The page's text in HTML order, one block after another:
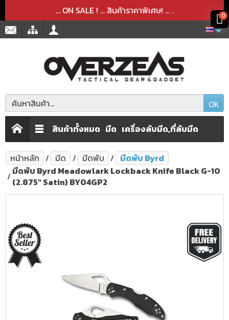
... ON SALE ! ... สินค้าราคาพิเศษ! ... .
OK
สินค้าทั้งหมด มีด เครื่องลับมีด,ที่ลับมีด
หน้าหลัก มีด มีดพับ
มีดพับ Byrd
มีดพับ Byrd Meadowlark Lockback Knife Black G-10
(2.875" Satin) BY04GP2
สินค้าได้เพิ่มลงในตะกร้าเรียบร้อยแล้ว
สินค้าได้ถูกลบออกจากตะกร้าเรียบร้อยแล้ว
0